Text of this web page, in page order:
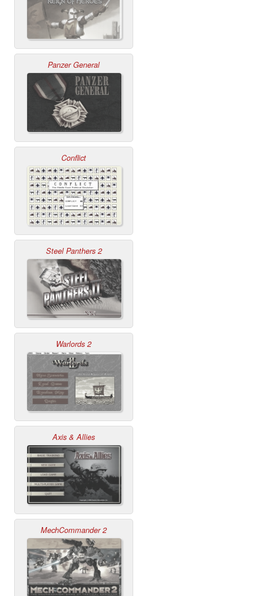
Panzer General
Conflict
Steel Panthers 2
Warlords 2
Axis & Allies
MechCommander 2